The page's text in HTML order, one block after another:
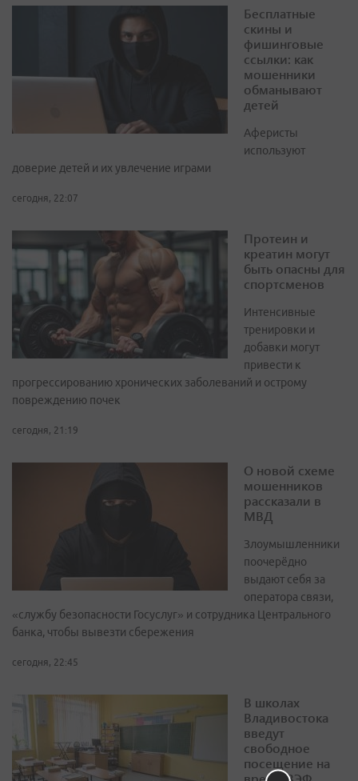
Бесплатные
скины и
фишинговые
ссылки: как
мошенники
обманывают
детей
Аферисты
используют
доверие детей и их увлечение играми
сегодня, 22:07
Протеин и
креатин могут
быть опасны для
спортсменов
Интенсивные
тренировки и
добавки могут
привести к
прогрессированию хронических заболеваний и острому
повреждению почек
сегодня, 21:19
О новой схеме
мошенников
рассказали в
МВД
Злоумышленники
поочерёдно
выдают себя за
оператора связи,
«службу безопасности Госуслуг» и сотрудника Центрального
банка, чтобы вывезти сбережения
сегодня, 22:45
В школах
Владивостока
введут
свободное
посещение на